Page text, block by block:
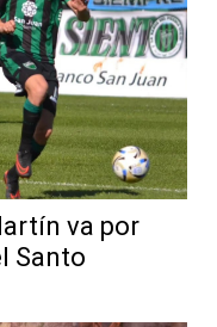
va por
Santo